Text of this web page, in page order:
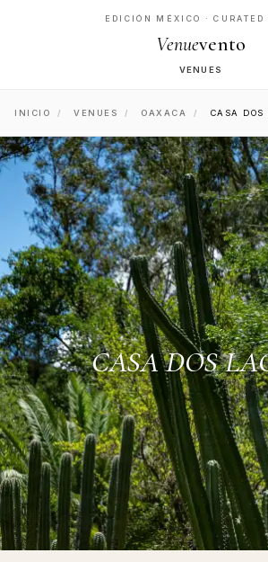
EDICIÓN MÉXICO ·
Venuevento
VENUES
INICIO / VENUES / OAXACA / CASA DOS
CASA DOS